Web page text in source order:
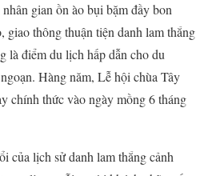
gian ồn ào bụi bặm đầy bon
giao thông thuận tiện danh lam thắng
là điểm du lịch hấp dẫn cho du
Hàng năm, Lễ hội chùa Tây
chính thức vào ngày mồng 6 tháng
lịch sử danh lam thắng cảnh